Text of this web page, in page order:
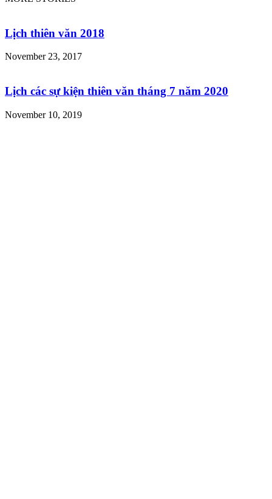
Lịch thiên văn 2018
November 23, 2017
Lịch các sự kiện thiên văn tháng 7 năm 2020
November 10, 2019